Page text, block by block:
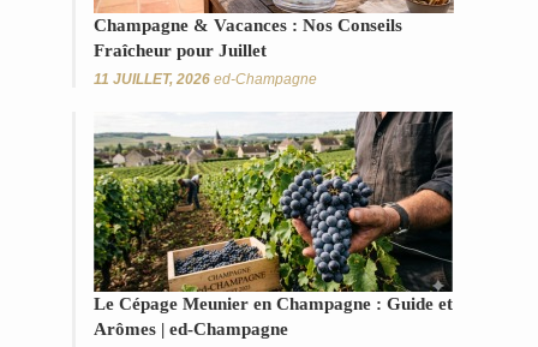
Champagne & Vacances : Nos Conseils
Fraîcheur pour Juillet
11 JUILLET, 2026 ed-Champagne
Le Cépage Meunier en Champagne : Guide et
Arômes | ed-Champagne